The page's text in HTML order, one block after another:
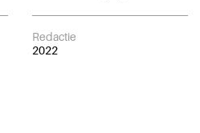
Redactie
2022